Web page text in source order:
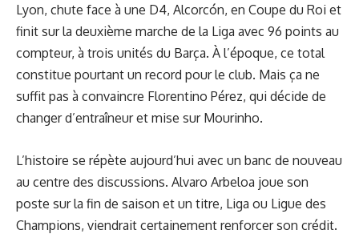
Lyon, chute face à une D4, Alcorcón, en Coupe du Roi et
finit sur la deuxième marche de la Liga avec 96 points au
compteur, à trois unités du Barça. À l’époque, ce total
constitue pourtant un record pour le club. Mais ça ne
suffit pas à convaincre Florentino Pérez, qui décide de
changer d’entraîneur et mise sur Mourinho.
L’histoire se répète aujourd’hui avec un banc de nouveau
au centre des discussions. Alvaro Arbeloa joue son
poste sur la fin de saison et un titre, Liga ou Ligue des
Champions, viendrait certainement renforcer son crédit.